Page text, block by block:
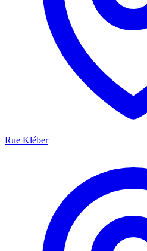
Rue Kléber